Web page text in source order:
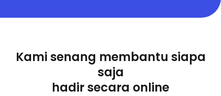
Kami senang membantu siapa
saja
hadir secara online